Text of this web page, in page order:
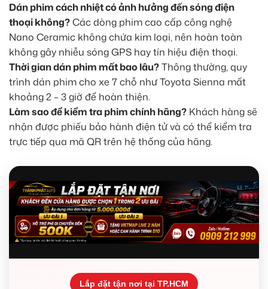
Dán phim cách nhiệt có ảnh hưởng đến sóng điện
thoại không?Các dòng phim cao cấp công nghệ
Nano Ceramic không chứa kim loại, nên hoàn toàn
không gây nhiễu sóng GPS hay tín hiệu điện thoại.
Thời gian dán phim mất bao lâu?Thông thường, quy
trình dán phim cho xe 7 chỗ như Toyota Sienna mất
khoảng 2 – 3 giờ để hoàn thiện.
Làm sao để kiểm tra phim chính hãng? Khách hàng sẽ
nhận được phiếu bảo hành điện tử và có thể kiểm tra
trực tiếp qua mã QR trên hệ thống của hãng.
Lắp đặt tận nơi tại TP.HCM